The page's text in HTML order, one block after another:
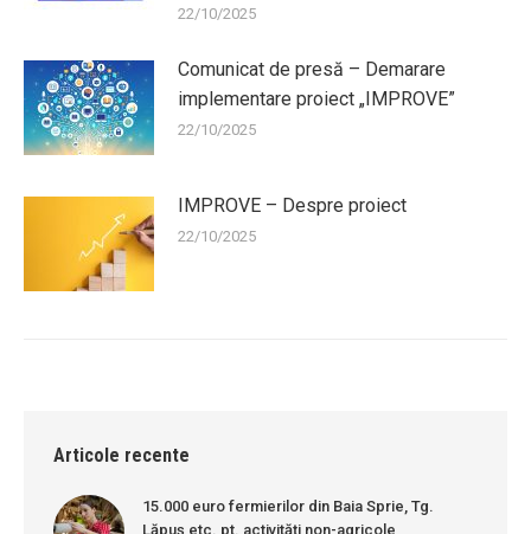
22/10/2025
Comunicat de presă – Demarare
implementare proiect „IMPROVE”
22/10/2025
IMPROVE – Despre proiect
22/10/2025
Articole recente
15.000 euro fermierilor din Baia Sprie, Tg.
Lăpuș etc. pt. activități non-agricole